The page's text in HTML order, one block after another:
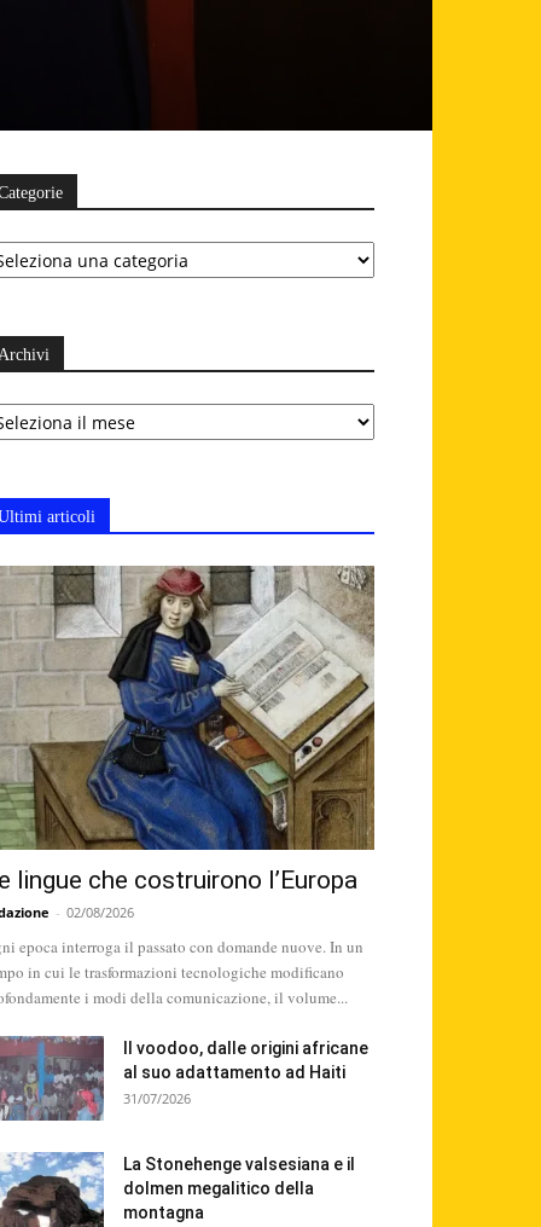
articoli
lingue che costruirono l’Europa
- 02/08/2026
epoca interroga il passato con domande nuove. In un
in cui le trasformazioni tecnologiche modificano
i modi della comunicazione, il volume...
Il voodoo, dalle origini africane
al suo adattamento ad Haiti
31/07/2026
La Stonehenge valsesiana e il
dolmen megalitico della
montagna